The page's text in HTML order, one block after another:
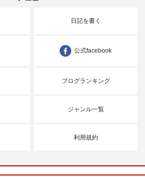
日記を書く
公式facebook
ブログランキング
ジャンル一覧
利用規約